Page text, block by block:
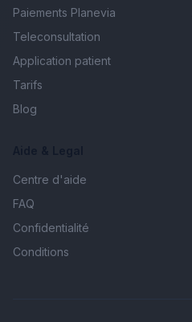
Paiements Planevia
Teleconsultation
Application patient
Tarifs
Blog
Centre d'aide
FAQ
Confidentialité
Conditions